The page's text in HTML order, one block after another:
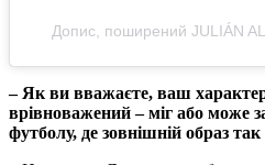
Допис, поширений JULIÁN
– Як ви вважаєте, ваш
врівноважений – міг або може
футболу, де зовнішній образ